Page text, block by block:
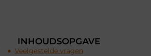
INHOUDSOPGAVE
Veelgestelde vragen